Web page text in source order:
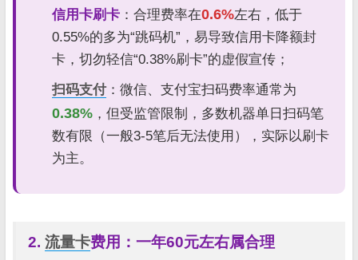
信用卡刷卡 ：合理费率在0.6%左右，低于
0.55%的多为“跳码机”，易导致信用卡降额封
卡，切勿轻信“0.38%刷卡”的虚假宣传；
扫码支付 ：微信、支付宝扫码费率通常为
0.38% ，但受监管限制，多数机器单日扫码笔
数有限（一般3-5笔后无法使用），实际以刷卡
为主。
2. 流量卡费用：一年60元左右属合理